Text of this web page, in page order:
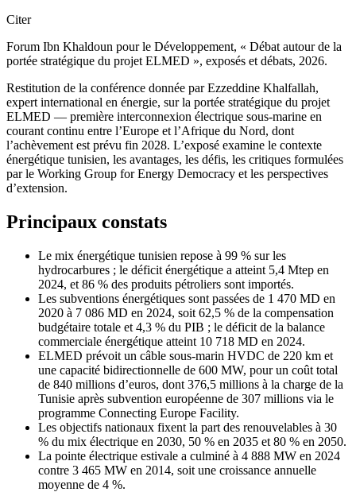
Citer
Forum Ibn Khaldoun pour le Développement, « Débat autour de la
portée stratégique du projet ELMED », exposés et débats, 2026.
Restitution de la conférence donnée par Ezzeddine Khalfallah,
expert international en énergie, sur la portée stratégique du projet
ELMED — première interconnexion électrique sous-marine en
courant continu entre l’Europe et l’Afrique du Nord, dont
l’achèvement est prévu fin 2028. L’exposé examine le contexte
énergétique tunisien, les avantages, les défis, les critiques formulées
par le Working Group for Energy Democracy et les perspectives
d’extension.
Principaux constats
Le mix énergétique tunisien repose à 99 % sur les
hydrocarbures ; le déficit énergétique a atteint 5,4 Mtep en
2024, et 86 % des produits pétroliers sont importés.
Les subventions énergétiques sont passées de 1 470 MD en
2020 à 7 086 MD en 2024, soit 62,5 % de la compensation
budgétaire totale et 4,3 % du PIB ; le déficit de la balance
commerciale énergétique atteint 10 718 MD en 2024.
ELMED prévoit un câble sous-marin HVDC de 220 km et
une capacité bidirectionnelle de 600 MW, pour un coût total
de 840 millions d’euros, dont 376,5 millions à la charge de la
Tunisie après subvention européenne de 307 millions via le
programme Connecting Europe Facility.
Les objectifs nationaux fixent la part des renouvelables à 30
% du mix électrique en 2030, 50 % en 2035 et 80 % en 2050.
La pointe électrique estivale a culminé à 4 888 MW en 2024
contre 3 465 MW en 2014, soit une croissance annuelle
moyenne de 4 %.